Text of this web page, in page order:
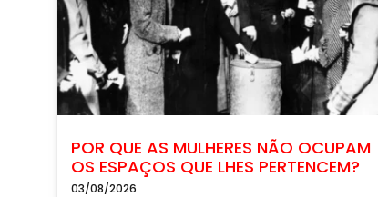
POR QUE AS MULHERES NÃO OCUPAM
OS ESPAÇOS QUE LHES PERTENCEM?
03/08/2026